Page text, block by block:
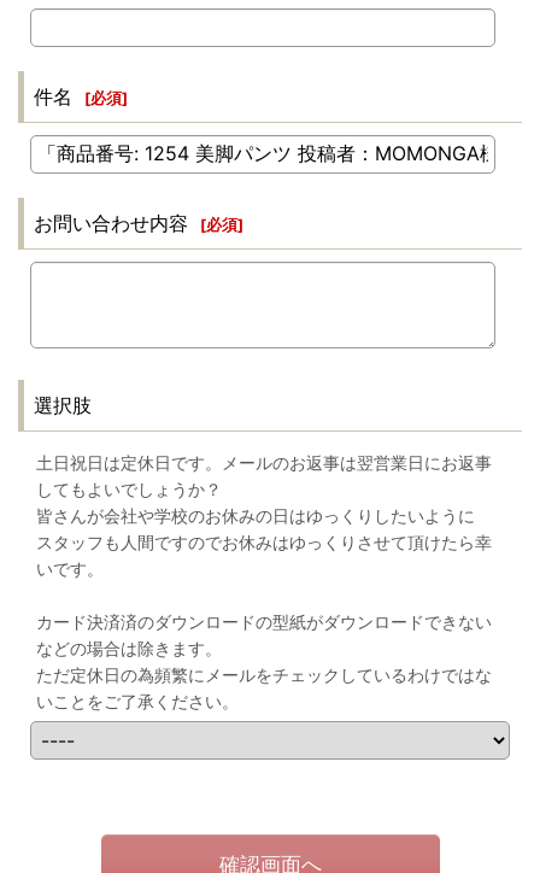
件名 [必須]
お問い合わせ内容 [必須]
選択肢
土日祝日は定休日です。メールのお返事は翌営業日にお返事
してもよいでしょうか？
皆さんが会社や学校のお休みの日はゆっくりしたいように
スタッフも人間ですのでお休みはゆっくりさせて頂けたら幸
いです。
カード決済済のダウンロードの型紙がダウンロードできない
などの場合は除きます。
ただ定休日の為頻繁にメールをチェックしているわけではな
いことをご了承ください。
確認画面へ